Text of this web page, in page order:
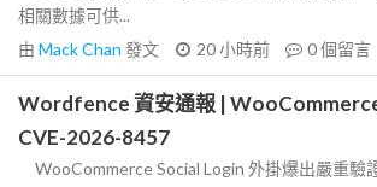
相關數據可供...
由 Mack Chan 發文 20 小時前 0個留言
Wordfence 資安通報 |
CVE-2026-8457
WooCommerce Social Login 外掛爆出嚴重驗